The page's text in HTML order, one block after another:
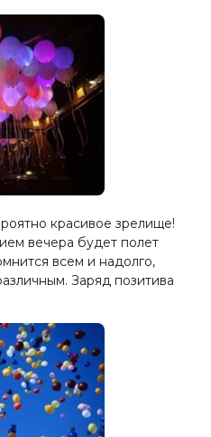
красивое зрелище!
вечера будет полет
всем и надолго,
Заряд позитива